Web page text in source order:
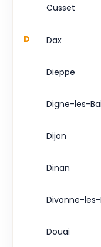
Cusset
D Dax
Dieppe
Digne-les-
Dijon
Dinan
Divonne-les-
Douai